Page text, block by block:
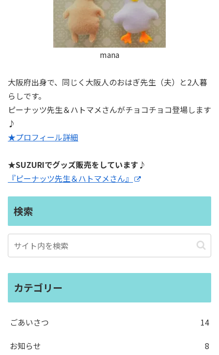
mana
大阪府出身で、同じく大阪人のおはぎ先生（夫）と2人暮
らしです。
ピーナッツ先生＆ハトマメさんがチョコチョコ登場します
♪
★プロフィール詳細
★SUZURIでグッズ販売をしています♪
『ピーナッツ先生＆ハトマメさん』
検索
カテゴリー
ごあいさつ
14
お知らせ
8